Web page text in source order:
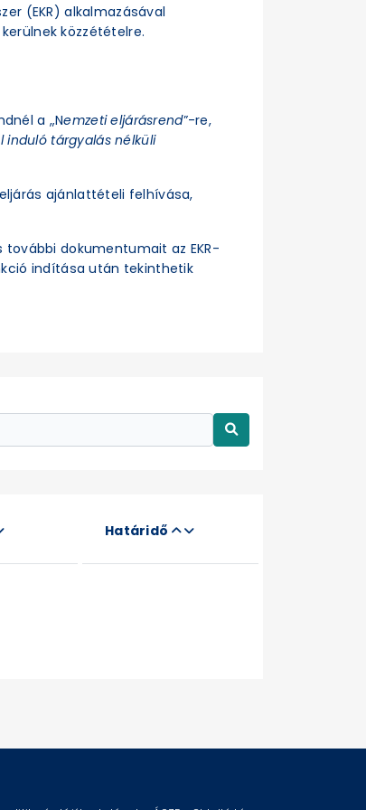
(EKR) alkalmazásával
közzétételre.
a „Nemzeti eljárásrend”-re,
induló tárgyalás nélküli
ajánlattételi felhívása,
további dokumentumait az EKR-
indítása után tekinthetik
Határidő